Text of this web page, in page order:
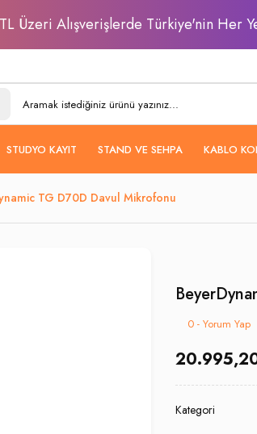
Üzeri Alışverişlerde Türkiye'nin Her
STUDYO KAYIT STAND VE SEHPA KABLO
TG D70D Davul Mikrofonu
0 - Yorum Yap
Kategori